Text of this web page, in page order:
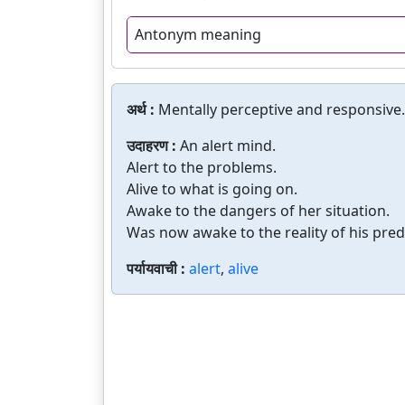
Antonym meaning
अर्थ : Mentally perceptive and responsive.
उदाहरण : An alert mind.
Alert to the problems.
Alive to what is going on.
Awake to the dangers of her situation.
Was now awake to the reality of his
पर्यायवाची : alert, alive